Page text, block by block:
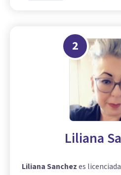
2
Liliana
Liliana Sanchezes